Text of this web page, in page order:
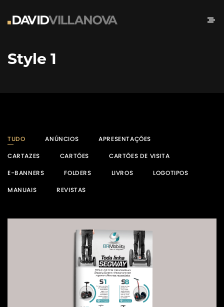
Style 1
TUDO ANÚNCIOS
APRESENTAÇÕES
CARTAZES
CARTÕES
CARTÕES DE VISITA
E-BANNERS
FOLDERS LIVROS
LOGOTIPOS
MANUAIS
REVISTAS